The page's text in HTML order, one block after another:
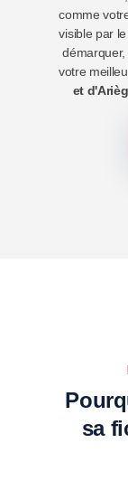
comme
visible par
votre
et
sa